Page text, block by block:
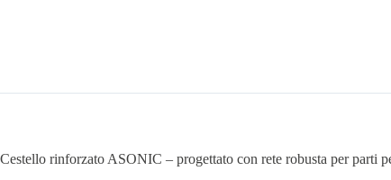
Cestello rinforzato ASONIC – progettato con rete robusta per parti